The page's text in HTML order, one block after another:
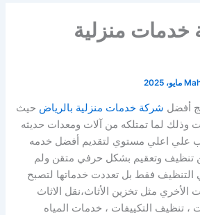
منزلية
أفضل شركة خدمات منزلية بالرياض حيث
وذلك لما تمتلكه من آلات ومعدات حديثه
علي اعلي مستوي لتقديم أفضل خدمه
تنظيف وتعقيم بشكل حرفي متقن ولم
التنظيف فقط بل تعددت خدماتها لتصبح
الأخري مثل تخزين الأثاث،نقل الاثاث
، تنظيف التكييفات ، خدمات المياه